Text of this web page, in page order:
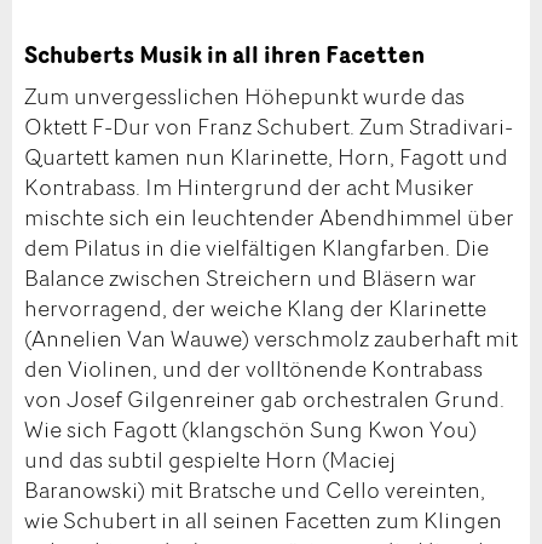
Schuberts Musik in all ihren Facetten
Zum unvergesslichen Höhepunkt wurde das
Oktett F-Dur von Franz Schubert. Zum Stradivari-
Quartett kamen nun Klarinette, Horn, Fagott und
Kontrabass. Im Hintergrund der acht Musiker
mischte sich ein leuchtender Abendhimmel über
dem Pilatus in die vielfältigen Klangfarben. Die
Balance zwischen Streichern und Bläsern war
hervorragend, der weiche Klang der Klarinette
(Annelien Van Wauwe) verschmolz zauberhaft mit
den Violinen, und der volltönende Kontrabass
von Josef Gilgenreiner gab orchestralen Grund.
Wie sich Fagott (klangschön Sung Kwon You)
und das subtil gespielte Horn (Maciej
Baranowski) mit Bratsche und Cello vereinten,
wie Schubert in all seinen Facetten zum Klingen